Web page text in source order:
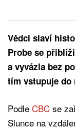
Vědci slaví
Probe se
a vyvázla bez
tím vstupuje do
Podle CBC se
Slunce na